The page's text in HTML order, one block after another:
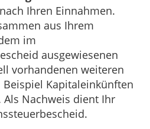
Ihren Einnahmen.
aus Ihrem
im
ausgewiesenen
vorhandenen weiteren
Kapitaleinkünften
Nachweis dient Ihr